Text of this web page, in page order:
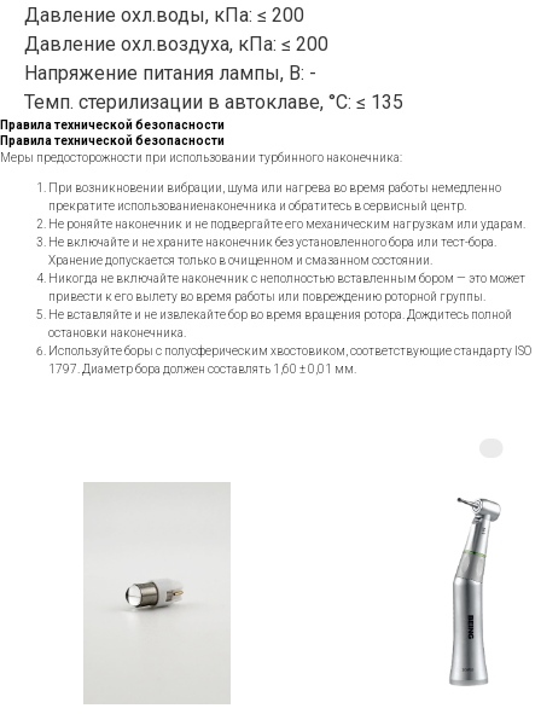
Давление охл.воды, кПа: ≤ 200
Давление охл.воздуха, кПа: ≤ 200
Напряжение питания лампы, В: -
Темп. стерилизации в автоклаве, °C: ≤ 135
Правила технической безопасности
Правила технической безопасности
Меры предосторожности при использовании турбинного наконечника:
При возникновении вибрации, шума или нагрева во время работы немедленно
прекратите использованиенаконечника и обратитесь в сервисный центр.
Не роняйте наконечник и не подвергайте его механическим нагрузкам или ударам.
Не включайте и не храните наконечник без установленного бора или тест-бора.
Хранение допускается только в очищенном и смазанном состоянии.
Никогда не включайте наконечник с неполностью вставленным бором — это может
привести к его вылету во время работы или повреждению роторной группы.
Не вставляйте и не извлекайте бор во время вращения ротора. Дождитесь полной
остановки наконечника.
Используйте боры с полусферическим хвостовиком, соответствующие стандарту ISO
1797. Диаметр бора должен составлять 1,60 ± 0,01 мм.